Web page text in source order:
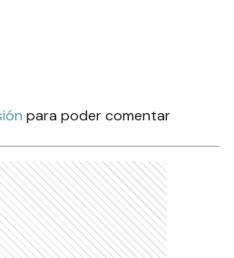
para poder comentar